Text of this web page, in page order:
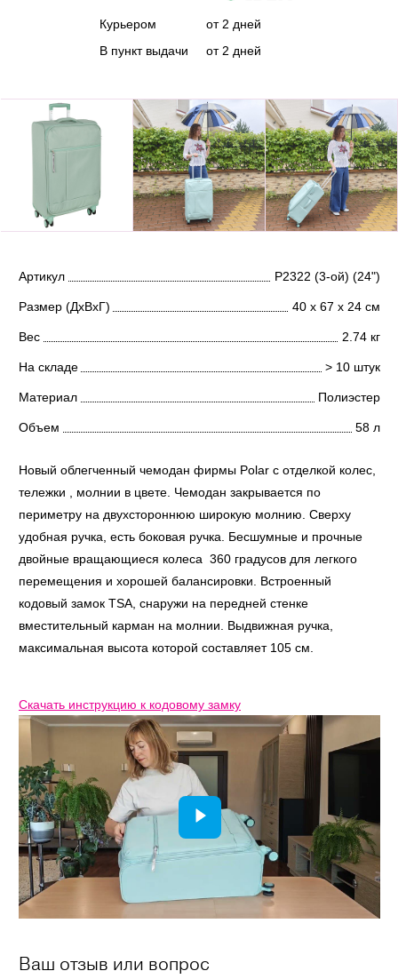
Курьером
В пункт выдачи
от 2 дней
от 2 дней
Артикул Р2322 (3-ой) (24")
Размер (ДхВхГ) 40 х 67 х 24 см
Вес 2.74 кг
На складе > 10 штук
Материал Полиэстер
Объем 58 л
Новый облегченный чемодан фирмы Polar с отделкой колес,
тележки , молнии в цвете. Чемодан закрывается по
периметру на двухстороннюю широкую молнию. Сверху
удобная ручка, есть боковая ручка. Бесшумные и прочные
двойные вращающиеся колеса 360 градусов для легкого
перемещения и хорошей балансировки. Встроенный
кодовый замок TSA, снаружи на передней стенке
вместительный карман на молнии. Выдвижная ручка,
максимальная высота которой составляет 105 см.
Скачать инструкцию к кодовому замку
Ваш отзыв или вопрос